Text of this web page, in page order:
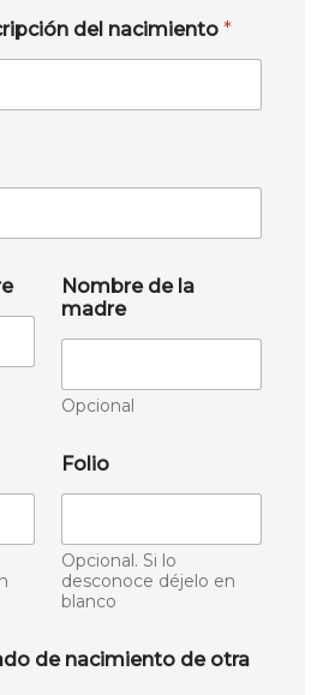
del nacimiento *
Nombre de la
madre
Opcional
Folio
Opcional. Si lo
desconoce déjelo en
blanco
de nacimiento de otra